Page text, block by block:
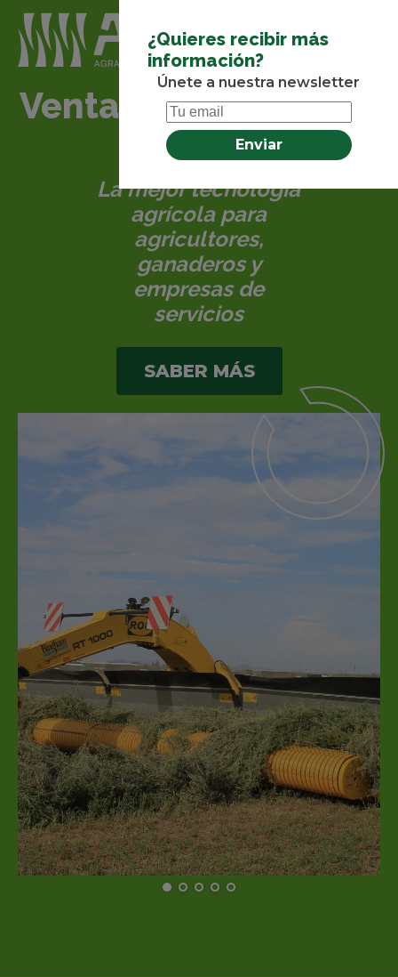
Venta de maquinaria
agrícola
La mejor tecnología
agrícola para
agricultores,
ganaderos y
empresas de
servicios
SABER MÁS
¿Quieres recibir más
información?
Únete a nuestra newsletter